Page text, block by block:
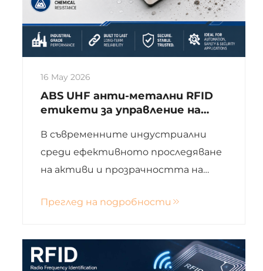
16 May 2026
ABS UHF анти-метални RFID
етикети за управление на
В съвременните индустриални
среди ефективното проследяване
на активи и прозрачността на
съществено значение за
ефективност и намаляване на
загубите. RFID технологията е
Преглед на подробности